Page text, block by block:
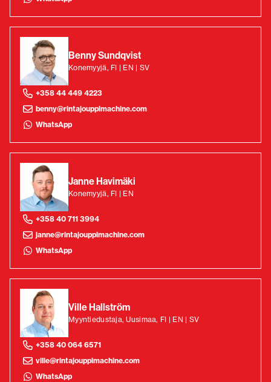
Benny Sundqvist
Konemyyjä, FI | EN | SV
+358 44 449 4223
benny@rintajouppimachine.com
WhatsApp
Janne Havimäki
Konemyyjä, FI | EN
+358 40 711 3994
janne@rintajouppimachine.com
WhatsApp
Ville Hallström
Myyntiedustaja, Uusimaa, FI | EN | SV
+358 40 064 6571
ville@rintajouppimachine.com
WhatsApp